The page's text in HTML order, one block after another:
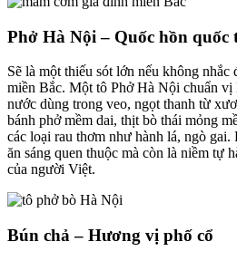
Phở Hà Nội – Quốc hồn quốc
Sẽ là một thiếu sót lớn nếu không
miền Bắc. Một tô Phở Hà Nội chuẩn vị
nước dùng trong veo, ngọt thanh từ
bánh phở mềm dai, thịt bò thái mỏng
các loại rau thơm như hành lá, ngò
ăn sáng quen thuộc mà còn là niềm tự
của người Việt.
Bún chả – Hương vị phố cổ